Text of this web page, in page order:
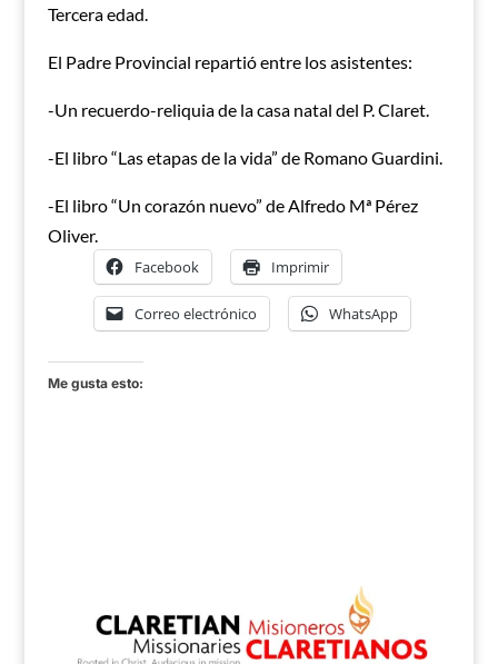
Tercera edad.
El Padre Provincial repartió entre los asistentes:
-Un recuerdo-reliquia de la casa natal del P. Claret.
-El libro “Las etapas de la vida” de Romano Guardini.
-El libro “Un corazón nuevo” de Alfredo Mª Pérez
Oliver.
Facebook Imprimir
Correo electrónico WhatsApp
Me gusta esto: